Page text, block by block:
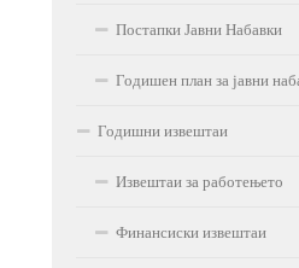
Постапки Јавни Набавки
Годишен план за јавни
Годишни извештаи
Извештаи за работењето
Финансиски извештаи